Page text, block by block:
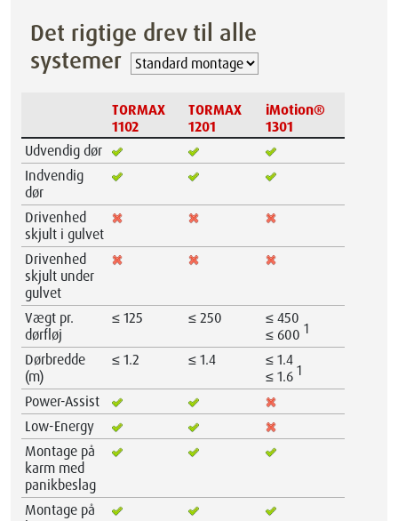
Det rigtige drev til alle
systemer
TORMAX
1102
TORMAX
1201
iMotion®
1301
Udvendig dør
Indvendig
dør
Drivenhed
skjult i gulvet
Drivenhed
skjult under
gulvet
Vægt pr.
dørfløj
≤ 125 ≤ 250
≤ 450
≤ 600 1
Dørbredde
(m)
≤ 1.2 ≤ 1.4
≤ 1.4
≤ 1.6 1
Power-Assist
Low-Energy
Montage på
karm med
panikbeslag
Montage på